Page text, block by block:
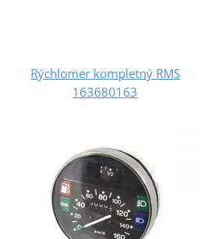
Rýchlomer kompletný RMS
163680163